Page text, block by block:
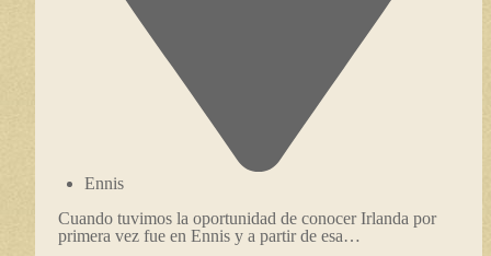
Ennis
Cuando tuvimos la oportunidad de conocer Irlanda por
primera vez fue en Ennis y a partir de esa…